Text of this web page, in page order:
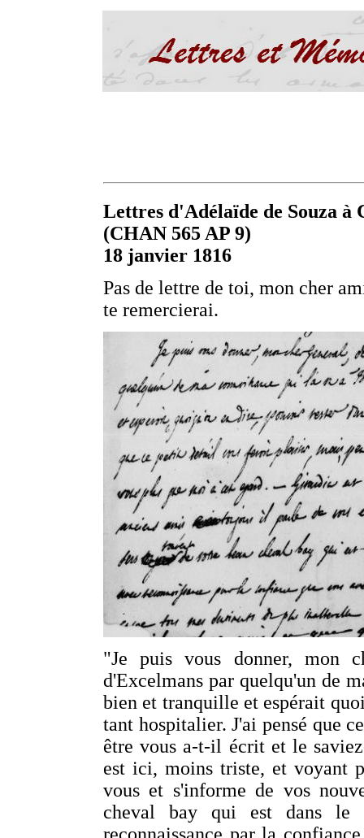
Lettres d'Adélaïde de Souza à
(CHAN 565 AP 9)
18 janvier 1816
Pas de lettre de toi, mon cher
te remercierai.
"Je puis vous donner, mon
d'Excelmans par quelqu'un de
bien et tranquille et espérait
tant hospitalier. J'ai pensé que
être vous a-t-il écrit et le
est ici, moins triste, et voyant
vous et s'informe de vos
cheval bay qui est dans le